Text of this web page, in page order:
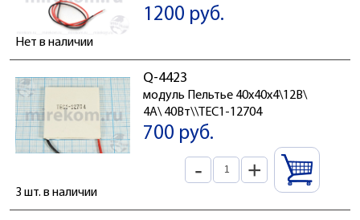
1200 руб.
Нет в наличии
Q-4423
модуль Пельтье 40x40x4\12В\
4А\ 40Вт\\TEC1-12704
700 руб.
- +
3 шт. в наличии